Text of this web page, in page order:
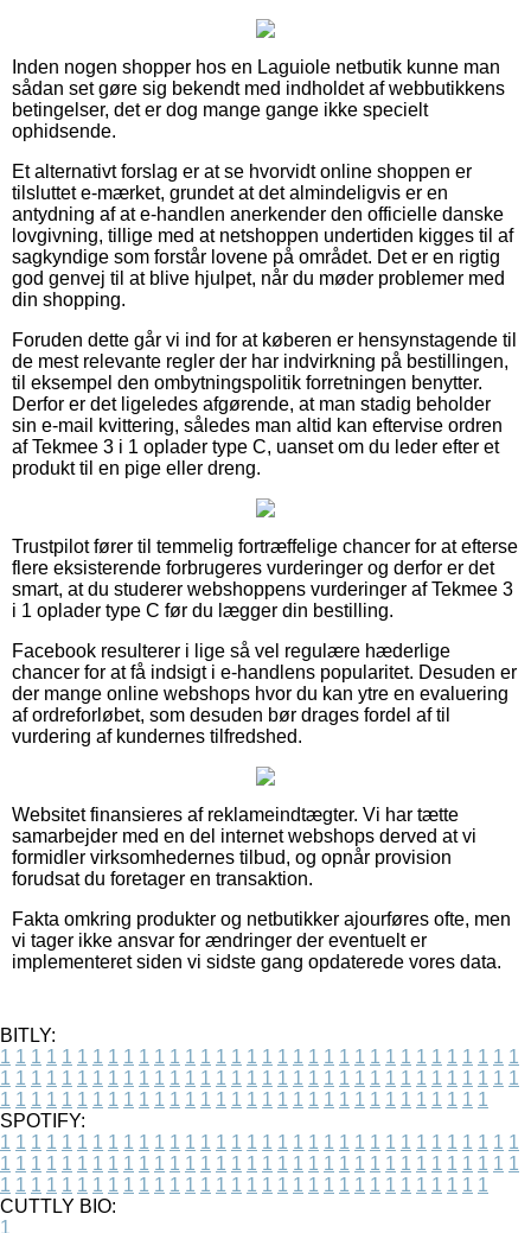
Inden nogen shopper hos en Laguiole netbutik kunne man
sådan set gøre sig bekendt med indholdet af webbutikkens
betingelser, det er dog mange gange ikke specielt
ophidsende.
Et alternativt forslag er at se hvorvidt online shoppen er
tilsluttet e-mærket, grundet at det almindeligvis er en
antydning af at e-handlen anerkender den officielle danske
lovgivning, tillige med at netshoppen undertiden kigges til af
sagkyndige som forstår lovene på området. Det er en rigtig
god genvej til at blive hjulpet, når du møder problemer med
din shopping.
Foruden dette går vi ind for at køberen er hensynstagende til
de mest relevante regler der har indvirkning på bestillingen,
til eksempel den ombytningspolitik forretningen benytter.
Derfor er det ligeledes afgørende, at man stadig beholder
sin e-mail kvittering, således man altid kan eftervise ordren
af Tekmee 3 i 1 oplader type C, uanset om du leder efter et
produkt til en pige eller dreng.
Trustpilot fører til temmelig fortræffelige chancer for at efterse
flere eksisterende forbrugeres vurderinger og derfor er det
smart, at du studerer webshoppens vurderinger af Tekmee 3
i 1 oplader type C før du lægger din bestilling.
Facebook resulterer i lige så vel regulære hæderlige
chancer for at få indsigt i e-handlens popularitet. Desuden er
der mange online webshops hvor du kan ytre en evaluering
af ordreforløbet, som desuden bør drages fordel af til
vurdering af kundernes tilfredshed.
Websitet finansieres af reklameindtægter. Vi har tætte
samarbejder med en del internet webshops derved at vi
formidler virksomhedernes tilbud, og opnår provision
forudsat du foretager en transaktion.
Fakta omkring produkter og netbutikker ajourføres ofte, men
vi tager ikke ansvar for ændringer der eventuelt er
implementeret siden vi sidste gang opdaterede vores data.
BITLY:
1 1 1 1 1 1 1 1 1 1 1 1 1 1 1 1 1 1 1 1 1 1 1 1 1 1 1 1 1 1 1 1 1 1
1 1 1 1 1 1 1 1 1 1 1 1 1 1 1 1 1 1 1 1 1 1 1 1 1 1 1 1 1 1 1 1 1 1
1 1 1 1 1 1 1 1 1 1 1 1 1 1 1 1 1 1 1 1 1 1 1 1 1 1 1 1 1 1 1 1
SPOTIFY:
1 1 1 1 1 1 1 1 1 1 1 1 1 1 1 1 1 1 1 1 1 1 1 1 1 1 1 1 1 1 1 1 1 1
1 1 1 1 1 1 1 1 1 1 1 1 1 1 1 1 1 1 1 1 1 1 1 1 1 1 1 1 1 1 1 1 1 1
1 1 1 1 1 1 1 1 1 1 1 1 1 1 1 1 1 1 1 1 1 1 1 1 1 1 1 1 1 1 1 1
CUTTLY BIO:
1